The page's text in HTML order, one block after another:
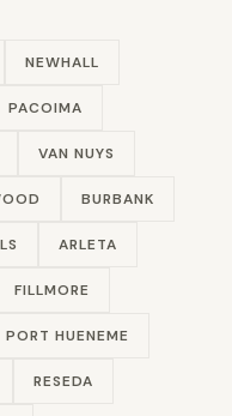
NEWHALL
PACOIMA
VAN NUYS
BURBANK
ARLETA
FILLMORE
PORT HUENEME
RESEDA